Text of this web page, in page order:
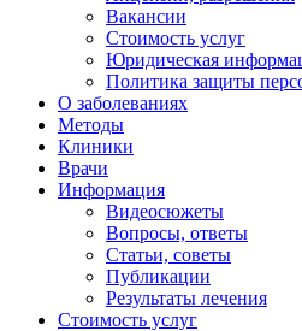
Вакансии
Стоимость услуг
Юридическая
Политика защиты
О заболеваниях
Методы
Клиники
Врачи
Информация
Видеосюжеты
Вопросы, ответы
Статьи, советы
Публикации
Результаты лечения
Стоимость услуг